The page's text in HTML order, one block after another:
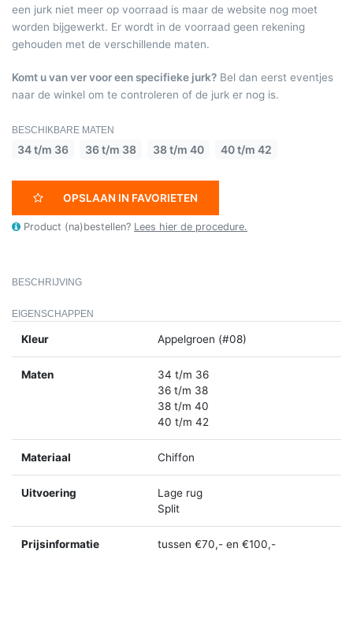
een jurk niet meer op voorraad is maar de website nog moet
worden bijgewerkt. Er wordt in de voorraad geen rekening
gehouden met de verschillende maten.
Komt u van ver voor een specifieke jurk? Bel dan eerst eventjes
naar de winkel om te controleren of de jurk er nog is.
BESCHIKBARE MATEN
34 t/m 36 36 t/m 38 38 t/m 40 40 t/m 42
OPSLAAN IN FAVORIETEN
Product (na)bestellen? Lees hier de procedure.
BESCHRIJVING
EIGENSCHAPPEN
Kleur Appelgroen (#08)
Maten
34 t/m 36
36 t/m 38
38 t/m 40
40 t/m 42
Materiaal Chiffon
Uitvoering
Lage rug
Split
Prijsinformatie tussen €70,- en €100,-